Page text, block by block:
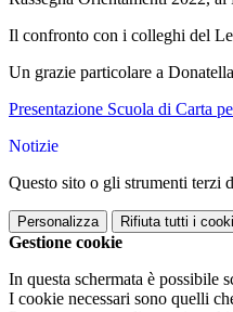
Il confronto con i colleghi del
Un grazie particolare a
Presentazione Scuola di Carta
Notizie
Questo sito o gli strumenti terzi
Personalizza Rifiuta tutti i
Gestione cookie
In questa schermata è possibile
I cookie necessari sono quelli